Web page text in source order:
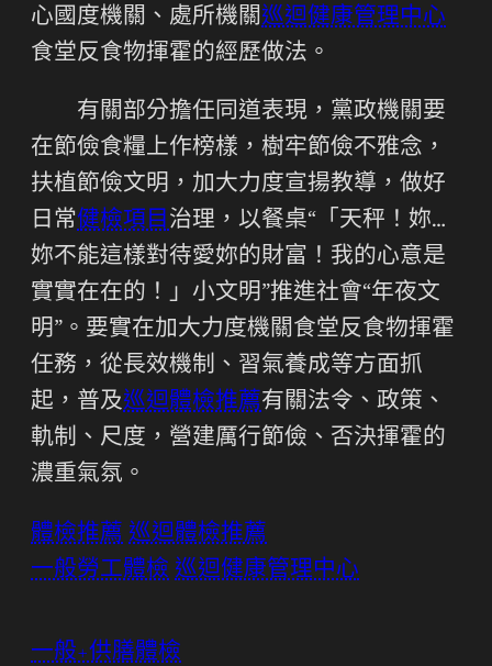
心國度機關、處所機關巡迴健康管理中心
食堂反食物揮霍的經歷做法。
有關部分擔任同道表現，黨政機關要
在節儉食糧上作榜樣，樹牢節儉不雅念，
扶植節儉文明，加大力度宣揚教導，做好
日常健檢項目治理，以餐桌“「天秤！妳…
妳不能這樣對待愛妳的財富！我的心意是
實實在在的！」小文明”推進社會“年夜文
明”。要實在加大力度機關食堂反食物揮霍
任務，從長效機制、習氣養成等方面抓
起，普及巡迴體檢推薦有關法令、政策、
軌制、尺度，營建厲行節儉、否決揮霍的
濃重氣氛。
體檢推薦 巡迴體檢推薦
一般勞工體檢 巡迴健康管理中心
一般+供膳體檢